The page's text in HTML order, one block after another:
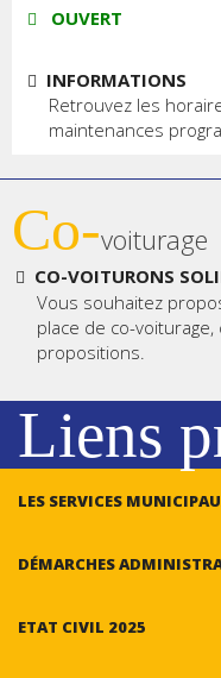
OUVERT
INFORMATIONS
Retrouvez les
maintenances
Co-voiturage
CO-VOITURONS
Vous souhaitez
place de co-voiturage,
propositions.
Liens
LES SERVICES
DÉMARCHES
ETAT CIVIL 2025